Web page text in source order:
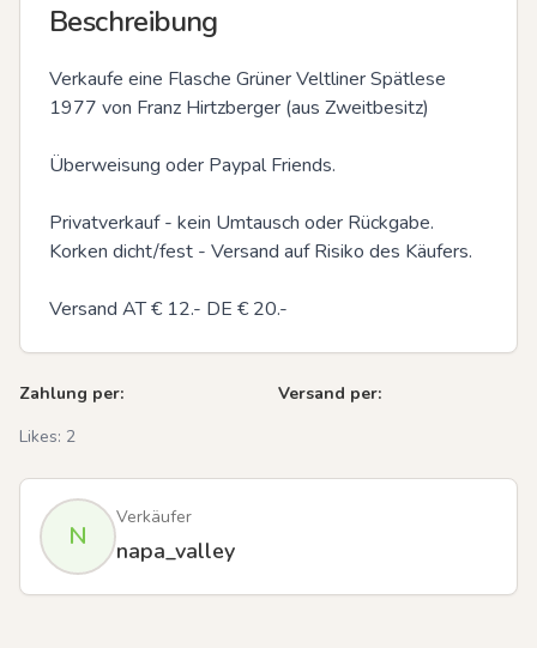
Beschreibung
Verkaufe eine Flasche Grüner Veltliner Spätlese
1977 von Franz Hirtzberger (aus Zweitbesitz)
Überweisung oder Paypal Friends.
Privatverkauf - kein Umtausch oder Rückgabe.
Korken dicht/fest - Versand auf Risiko des Käufers.
Versand AT € 12.- DE € 20.-
Zahlung per:
Versand per:
Likes: 2
N
Verkäufer
napa_valley